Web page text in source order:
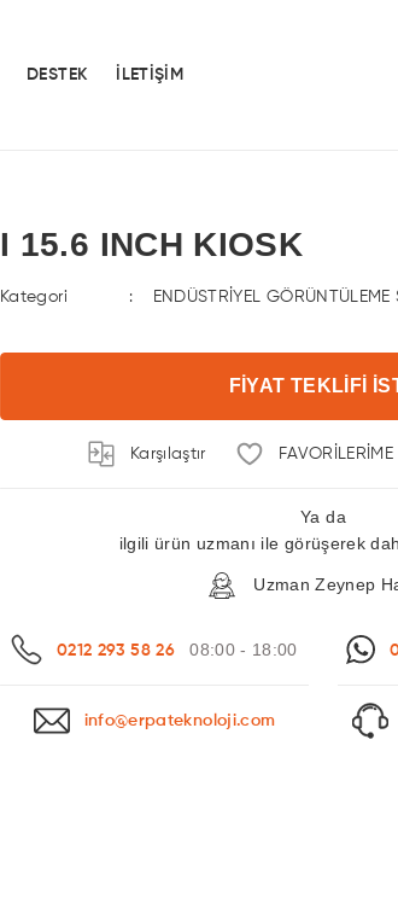
DESTEK İLETİŞİM
I 15.6 INCH KIOSK
Kategori ENDÜSTRİYEL GÖRÜNTÜLEME
FİYAT TEKLİFİ
Karşılaştır
Ya da
ilgili ürün uzmanı ile görüşerek
Uzman Zeynep
0212 293 58 26 08:00 - 18:00
info@erpateknoloji.com